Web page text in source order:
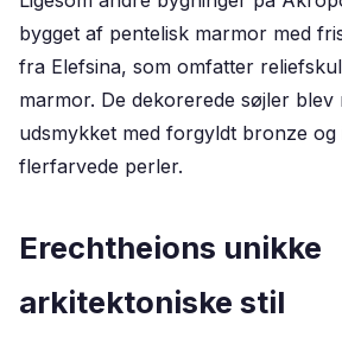
bygget af pentelisk marmor med
fra Elefsina, som omfatter
marmor. De dekorerede søjler blev
udsmykket med forgyldt bronze og
flerfarvede perler.
Erechtheions unikke
arkitektoniske stil